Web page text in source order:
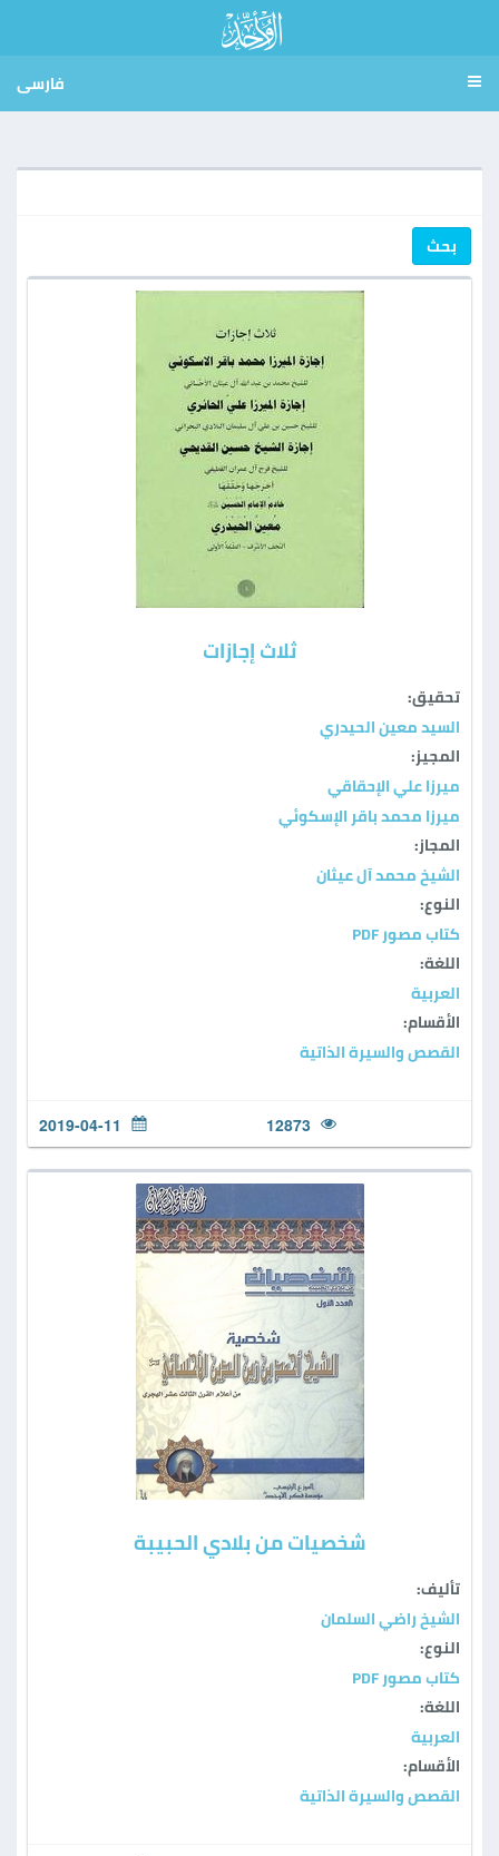
فارسی
بحث
ثلاث إجازات
تحقيق:
السيد معين الحيدري
المجيز:
ميرزا علي الإحقاقي
ميرزا محمد باقر الإسكوئي
المجاز:
الشيخ محمد آل عيثان
النوع:
كتاب مصور PDF
اللغة:
العربية
الأقسام:
القصص والسيرة الذاتية
12873
2019-04-11
شخصيات من بلادي الحبيبة
تأليف:
الشيخ راضي السلمان
النوع:
كتاب مصور PDF
اللغة:
العربية
الأقسام:
القصص والسيرة الذاتية